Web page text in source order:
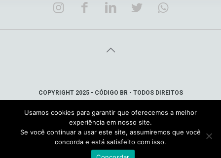
COPYRIGHT 2025 - CÓDIGO BR - TODOS DIREITOS
SÃO JOSÉ DOS CAMPOS/SP - TEL.: (12) 99146-0336
ATENDIMENTO@CODIGOBR.COM.BR
Usamos cookies para garantir que oferecemos a melhor
experiência em nosso site.
Se você continuar a usar este site, assumiremos que você
concorda e está satisfeito com isso.